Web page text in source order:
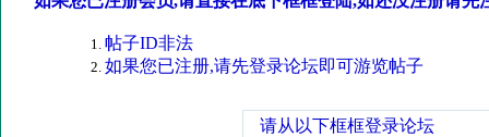
帖子ID非法
如果您已注册,请先登录论坛即可游览帖子
请从以下框框登录论坛